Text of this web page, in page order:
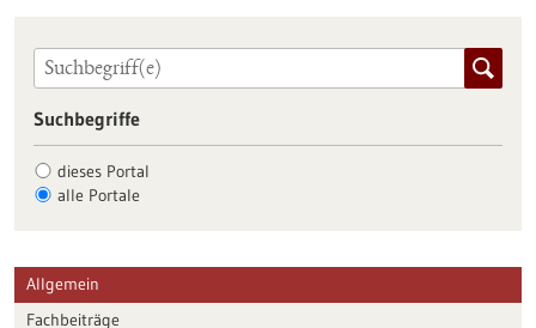
Suchbegriffe
dieses Portal
alle Portale
Allgemein
Fachbeiträge